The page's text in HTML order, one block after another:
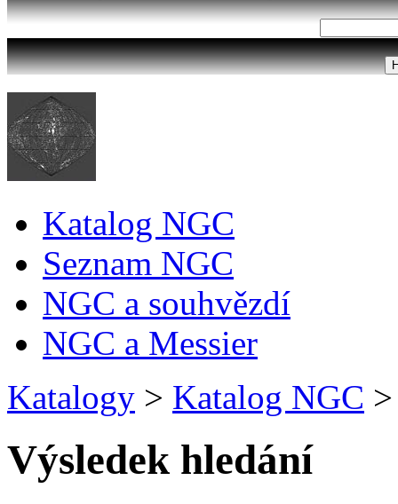
Katalog NGC
Seznam NGC
NGC a souhvězdí
NGC a Messier
Katalogy > Katalog NGC >
Výsledek hledání